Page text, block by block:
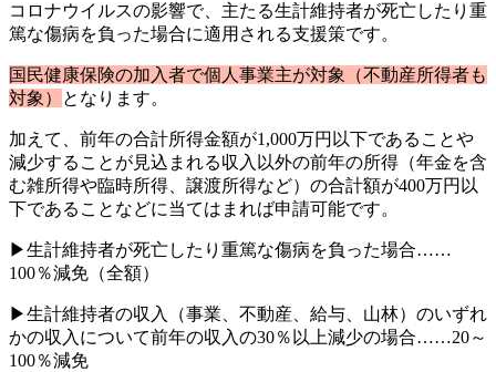
コロナウイルスの影響で、主たる生計維持者が死亡したり重
篤な傷病を負った場合に適用される支援策です。
国民健康保険の加入者で個人事業主が対象（不動産所得者も
対象）
となります。
加えて、前年の合計所得金額が1,000万円以下であることや
減少することが見込まれる収入以外の前年の所得（年金を含
む雑所得や臨時所得、譲渡所得など）の合計額が400万円以
下であることなどに当てはまれば申請可能です。
▶生計維持者が死亡したり重篤な傷病を負った場合……
100％減免（全額）
▶生計維持者の収入（事業、不動産、給与、山林）のいずれ
かの収入について前年の収入の30％以上減少の場合……20～
100％減免